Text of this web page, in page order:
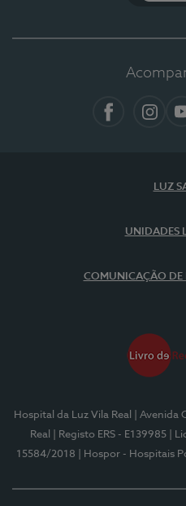
LUZ
UNIDADES
COMUNICAÇÃO DE
Hospital da Luz Vila Real
| Avenida
Real
| Registo ERS - E139985
|
15584/2018
| Hospor - Hospitais